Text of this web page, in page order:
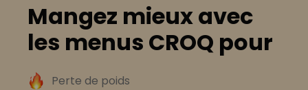
Mangez mieux avec
les menus CROQ pour
Perte de poids